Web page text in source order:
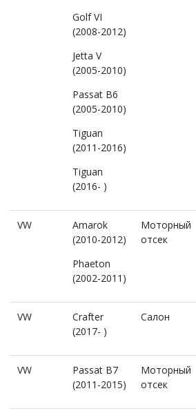
Golf VI
(2008-2012)
Jetta V
(2005-2010)
Passat B6
(2005-2010)
Tiguan
(2011-2016)
Tiguan
(2016- )
VW
Amarok
(2010-2012)
Phaeton
(2002-2011)
Моторный
отсек
VW
Crafter
(2017- )
Салон
VW
Passat B7
(2011-2015)
Моторный
отсек